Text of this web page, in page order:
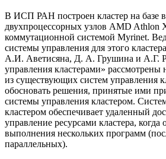
В ИСП РАН построен кластер на базе
двухпроцессорных узлов AMD Athlon
коммутационной системой Myrinet.
системы управления для этого
А.И. Аветисяна, Д. А. Грушина и А.Г.
управления кластерами» рассмотрены
из существующих систем управления
обосновать решения, принятые ими
системы управления кластером.
кластером обеспечивает удаленный
управление ресурсами кластера, когда
выполнения нескольких программ
параллельных).